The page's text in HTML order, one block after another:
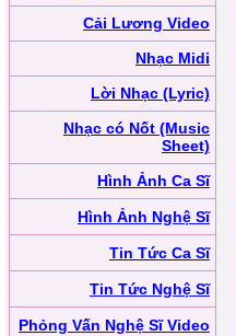
Cải Lương Video
Nhạc Midi
Lời Nhạc (Lyric)
Nhạc có Nốt (Music
Sheet)
Hình Ảnh Ca Sĩ
Hình Ảnh Nghệ Sĩ
Tin Tức Ca Sĩ
Tin Tức Nghệ Sĩ
Phỏng Vấn Nghệ Sĩ Video